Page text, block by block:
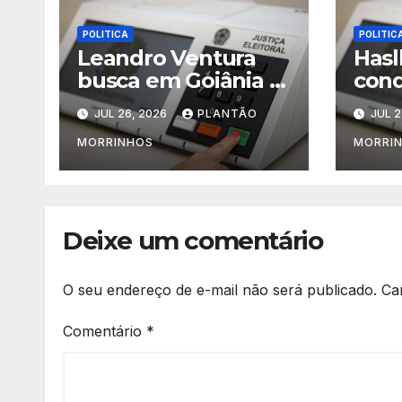
POLITICA
Leandro Ventura
busca em Goiânia o
fortalecimento para
sua pré-candidatura
JUL 26, 2026 PLANTÃO
MORRINHOS
em
JUL
Deixe um comentário
O seu endereço de e-mail não será publicado.
Comentário *